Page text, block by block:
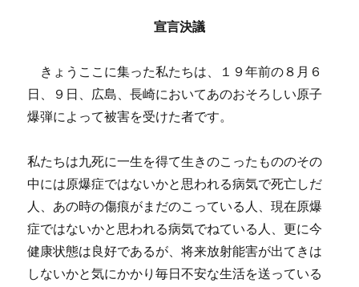
宣言決議
きょうここに集った私たちは、１９年前の８月６
日、９日、広島、長崎においてあのおそろしい原子
爆弾によって被害を受けた者です。
私たちは九死に一生を得て生きのこったもののその
中には原爆症ではないかと思われる病気で死亡しだ
人、あの時の傷痕がまだのこっている人、現在原爆
症ではないかと思われる病気でねている人、更に今
健康状態は良好であるが、将来放射能害が出てきは
しないかと気にかかり毎日不安な生活を送っている